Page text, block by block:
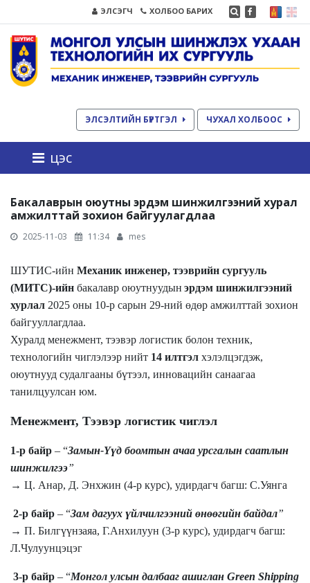
ЭЛСЭГЧ ХОЛБОО БАРИХ
ЭЛСЭЛТИЙН БҮРТГЭЛ ЧУХАЛ ХОЛБООС
цэс
Бакалаврын оюутны эрдэм шинжилгээний хурал
амжилттай зохион байгуулагдлаа
2025-11-03 11:34 mes
ШУТИС-ийн Механик инженер, тээврийн сургууль
(МИТС)-ийн бакалавр оюутнуудын эрдэм шинжилгээний
хурлал 2025 оны 10-р сарын 29-ний өдөр амжилттай зохион
байгууллагдлаа.
Хуралд менежмент, тээвэр логистик болон техник,
технологийн чиглэлээр нийт 14 илтгэл хэлэлцэгдэж,
оюутнууд судалгааны бүтээл, инновацийн санаагаа
танилцуулсан юм.
Менежмент, Тээвэр логистик чиглэл
1-р байр – “Замын-Үүд боомтын ачаа урсгалын саатлын
шинжилгээ”
→ Ц. Анар, Д. Энхжин (4-р курс), удирдагч багш: С.Уянга
2-р байр – “Зам дагуух үйлчилгээний өнөөгийн байдал”
→ П. Билгүүнзаяа, Г.Анхилуун (3-р курс), удирдагч багш:
Л.Чулуунцэцэг
3-р байр – “Монгол улсын далбааг ашиглан Green Shipping